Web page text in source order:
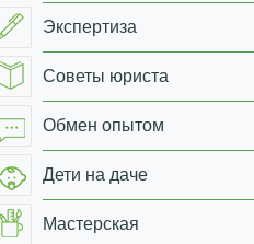
Экспертиза
Советы юриста
Обмен опытом
Дети на даче
Мастерская